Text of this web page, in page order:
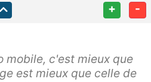
+ -
mobile, c'est mieux que
est mieux que celle de